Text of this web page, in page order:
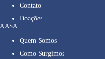
Contato
Doações
A ASA
Quem Somos
Como Surgimos